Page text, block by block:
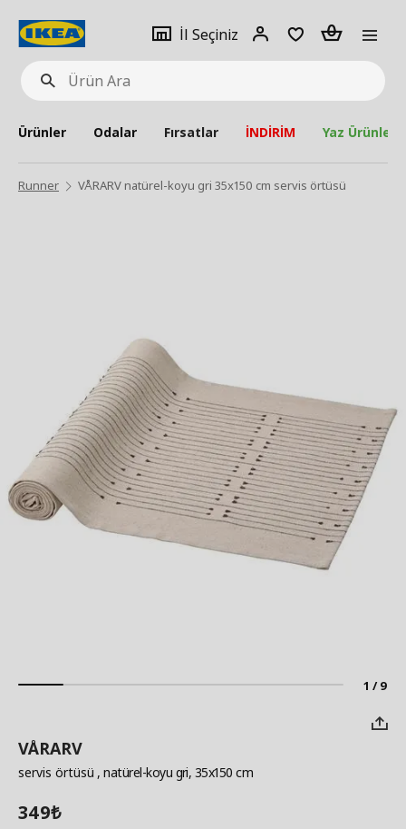
Ürün
Ara
İl Seçiniz
Giriş
Adet
Ürünler Odalar Fırsatlar İNDİRİM Yaz Ürünleri
Runner VÅRARV natürel-koyu gri 35x150 cm servis örtüsü
1 / 9
VÅRARV
servis örtüsü , natürel-koyu gri, 35x150 cm
349₺